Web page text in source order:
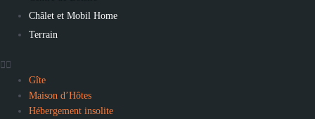
Châlet et Mobil Home
Terrain
Gîte
Maison d’Hôtes
Hébergement insolite